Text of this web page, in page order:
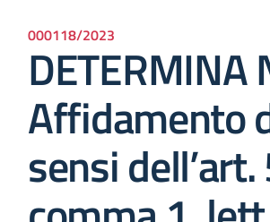
000118/2023
DETERMINA
Affidamento
sensi